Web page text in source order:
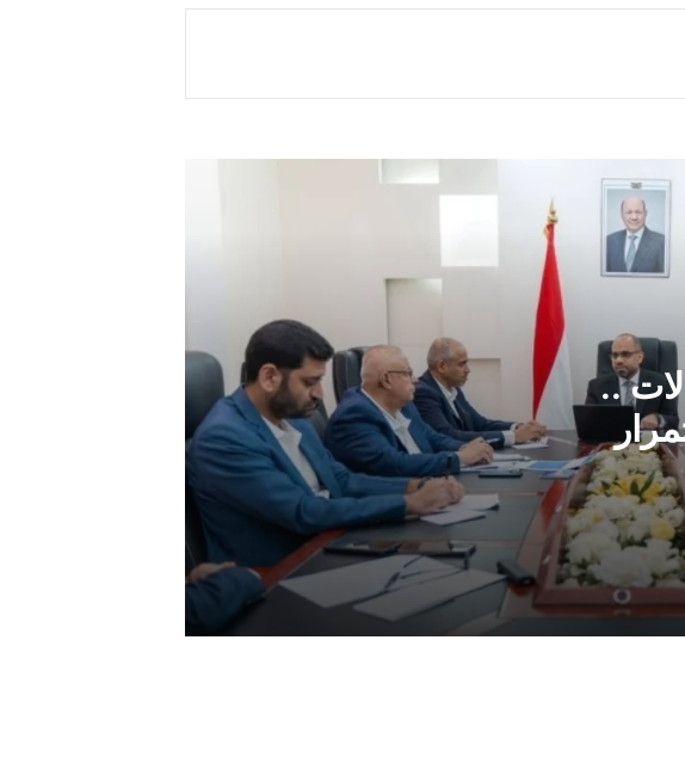
..
مصرع مسؤول مصري بطريقة مروعة
المحرّمي يستقبل وزير الدولة لشؤون المرأة
القيادة ويوجه رسائل حاسمة للداخل
والخارج
تعيينات رئاسية جديدة تشمل المسؤولين
الإداريين لمجلس القيادة الأعلى للقوات
المسلحة
قرار جمهوري بتعيين أركان حرب جديد
للقوات الجوية والدفاع الجوي
الرئيس العليمي يجري تعيينات جديدة في